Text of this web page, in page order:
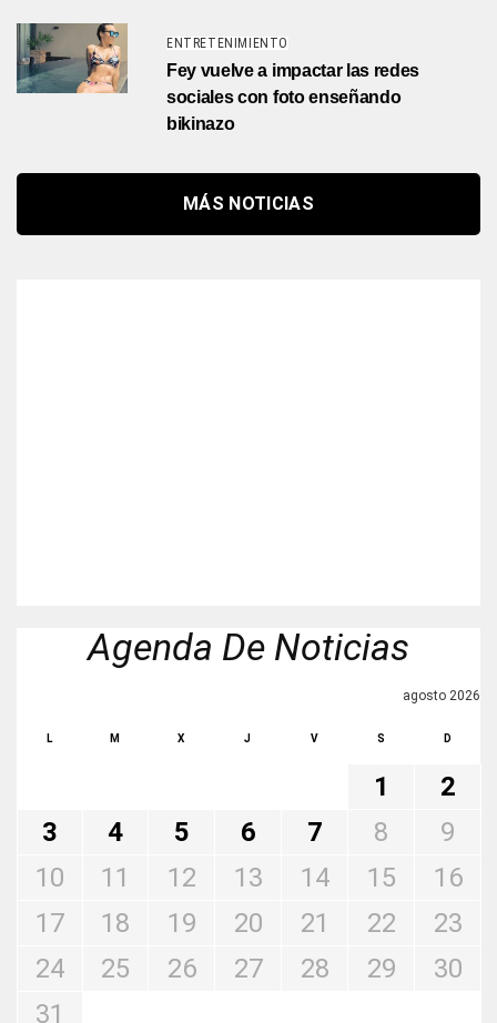
ENTRETENIMIENTO
Fey vuelve a impactar las redes
sociales con foto enseñando
bikinazo
MÁS NOTICIAS
Agenda De Noticias
agosto 2026
L M X J V S D
1
2
3
4 5 6 7 8
9
10
11 12 13 14 15
16
17
18 19 20 21 22
23
24
25 26 27 28 29
30
31